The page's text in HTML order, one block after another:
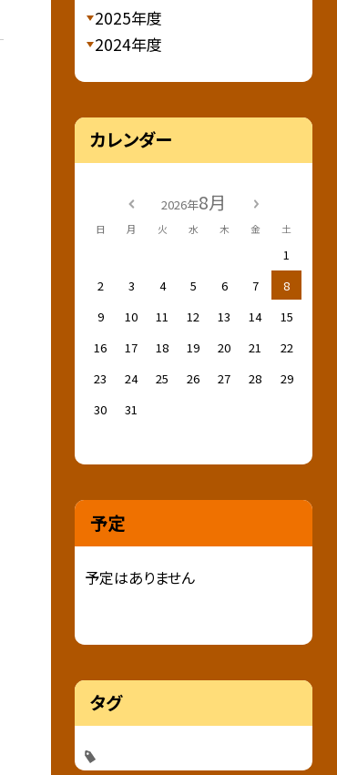
2025年度
2024年度
カレンダー
2026年8月
日 月 火 水 木 金 土
1
2
3 4 5 6 7
8
9
10 11 12 13 14
15
16
17 18 19 20 21
22
23
24 25 26 27 28
29
30
31
予定
予定はありません
タグ